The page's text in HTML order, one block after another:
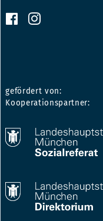
gefördert von:
Kooperationspartner: